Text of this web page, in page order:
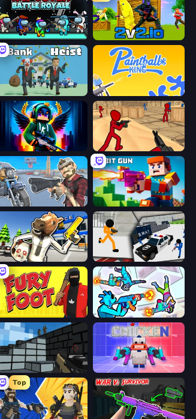
Imposter Battle Royale 2v2.io
Bank Heist Paintball King
Stickman Counter Terror Strike
Shoot and Drive Bit Gun.io
Bank Robbery: Escape Stickman Prison: Counter Assault
Fury Foot Gravity Arena Shooter
Pixel Gun 3D Chicken CS
Top